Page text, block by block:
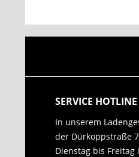
SERVICE HOTLINE
In unserem
der Dürkoppstraße
Dienstag bis Freitag